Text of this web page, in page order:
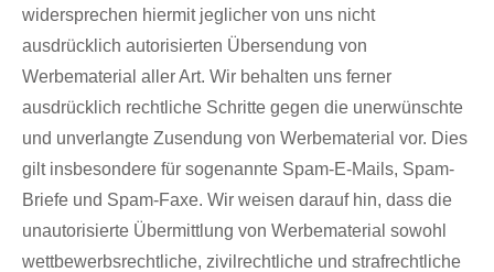
widersprechen hiermit jeglicher von uns nicht
ausdrücklich autorisierten Übersendung von
Werbematerial aller Art. Wir behalten uns ferner
ausdrücklich rechtliche Schritte gegen die unerwünschte
und unverlangte Zusendung von Werbematerial vor. Dies
gilt insbesondere für sogenannte Spam-E-Mails, Spam-
Briefe und Spam-Faxe. Wir weisen darauf hin, dass die
unautorisierte Übermittlung von Werbematerial sowohl
wettbewerbsrechtliche, zivilrechtliche und strafrechtliche